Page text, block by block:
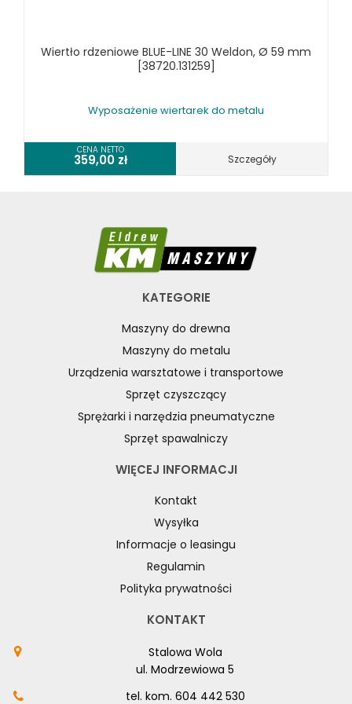
KOSZT DOSTAWY
Wiertło rdzeniowe BLUE-LINE 30 Weldon, Ø 59 mm
[38720.131259]
Wyposażenie wiertarek do metalu
CENA NETTO
359,00 zł Szczegóły
KATEGORIE
Maszyny do drewna
Maszyny do metalu
Urządzenia warsztatowe i transportowe
Sprzęt czyszczący
Sprężarki i narzędzia pneumatyczne
Sprzęt spawalniczy
WIĘCEJ INFORMACJI
Kontakt
Wysyłka
Informacje o leasingu
Regulamin
Polityka prywatności
KONTAKT
Stalowa Wola
ul. Modrzewiowa 5
tel. kom. 604 442 530